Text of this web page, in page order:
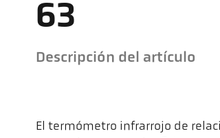
63
Descripción del artículo
El termómetro infrarrojo de